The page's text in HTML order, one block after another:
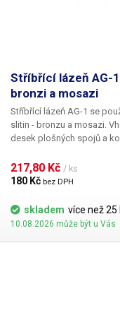
Stříbřící lázeň AG-
bronzi a mosazi
Stříbřící lázeň AG-1 se
slitin - bronzu a mosazi.
desek plošných spojů a
217,80 Kč / ks
180 Kč bez DPH
skladem více než 25
10.08.2026 může být u Vás